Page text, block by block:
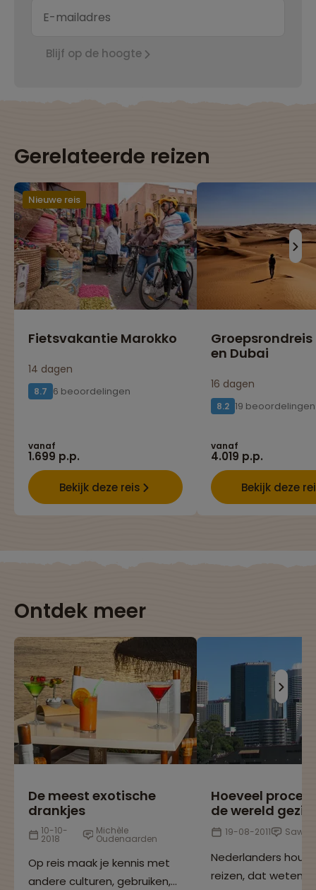
Blijf op de hoogte
Gerelateerde reizen
Nieuwe reis
Fietsvakantie Marokko
14 dagen
8.7 6 beoordelingen
vanaf
1.699 p.p.
Bekijk deze reis
en Dubai
16 dagen
8.2 19 beoordelingen
vanaf
4.019 p.p.
Bekijk deze
Ontdek meer
De meest exotische
drankjes
10-10-
2018
Michèle
Oudenaarden
Op reis maak je kennis met
andere culturen, gebruiken,
Hoeveel
de wereld
19-08-2011
Nederlanders
reizen, dat weten